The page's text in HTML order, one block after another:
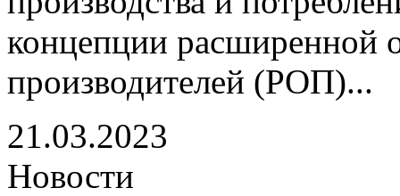
концепции расширенной
производителей (РОП)...
21.03.2023
Новости